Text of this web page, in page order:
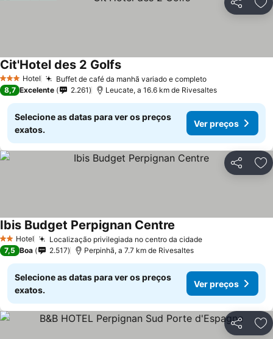
Partilhar
3 EstrelasHotel Buffet de café da manhã variado e completo
Cit'Hotel des 2 Golfs
8,7 Excelente 2.261 Leucate, a 16.6 km de Rivesaltes
Selecione as datas para ver os preços
exatos.
Ver preços
Partilhar
2 Estrelas
Hotel Localização privilegiada no centro da cidade
Ibis Budget Perpignan Centre
7,5 Boa 2.517 Perpinhã, a 7.7 km de Rivesaltes
Selecione as datas para ver os preços
exatos.
Ver preços
Partilhar